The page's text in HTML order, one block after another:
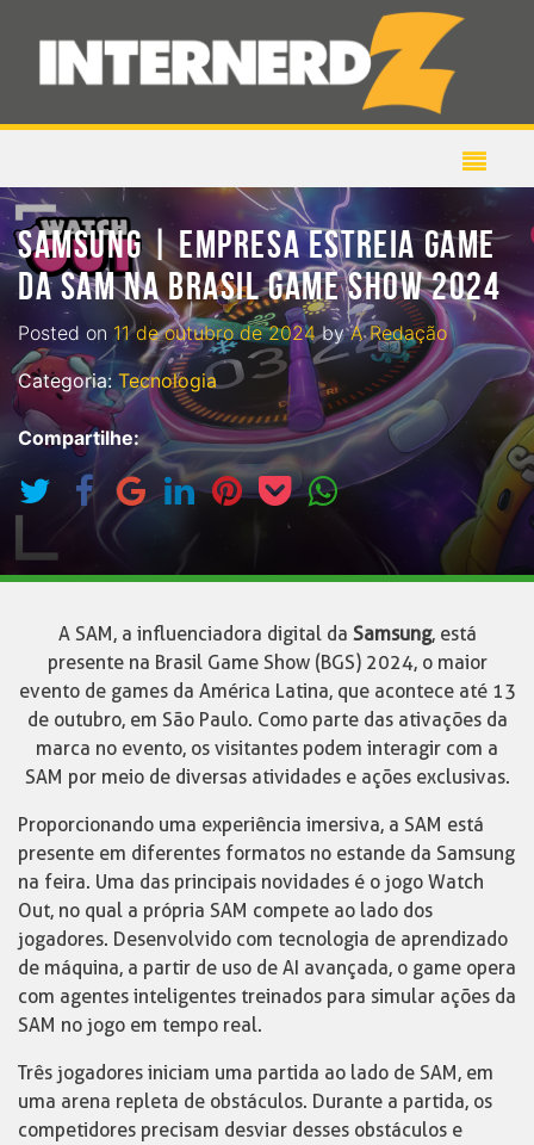
SAMSUNG | EMPRESA ESTREIA GAME
DA SAM NA BRASIL GAME SHOW 2024
Posted on 11 de outubro de 2024byA Redação
Categoria: Tecnologia
Compartilhe:
A SAM, a influenciadora digital da Samsung, está
presente na Brasil Game Show (BGS) 2024, o maior
evento de games da América Latina, que acontece até 13
de outubro, em São Paulo. Como parte das ativações da
marca no evento, os visitantes podem interagir com a
SAM por meio de diversas atividades e ações exclusivas.
Proporcionando uma experiência imersiva, a SAM está
presente em diferentes formatos no estande da Samsung
na feira. Uma das principais novidades é o jogo Watch
Out, no qual a própria SAM compete ao lado dos
jogadores. Desenvolvido com tecnologia de aprendizado
de máquina, a partir de uso de AI avançada, o game opera
com agentes inteligentes treinados para simular ações da
SAM no jogo em tempo real.
Três jogadores iniciam uma partida ao lado de SAM, em
uma arena repleta de obstáculos. Durante a partida, os
competidores precisam desviar desses obstáculos e